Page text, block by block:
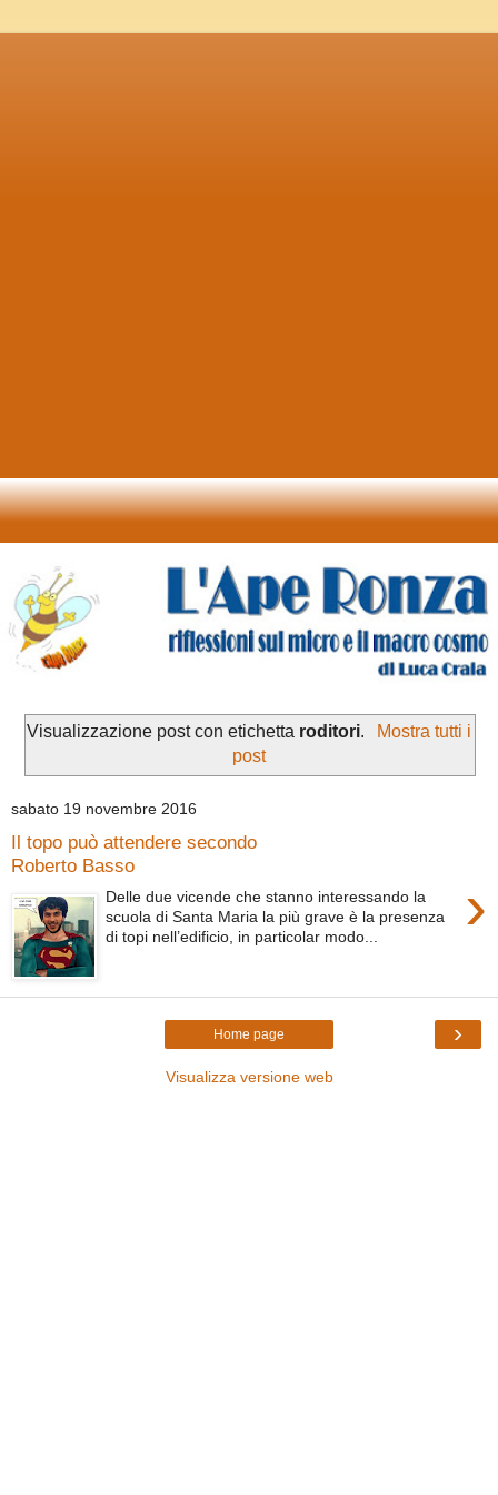
Visualizzazione post con etichetta roditori.
Mostra tutti i
post
sabato 19 novembre 2016
Il topo può attendere secondo
Roberto Basso
›
Delle due vicende che stanno interessando la
scuola di Santa Maria la più grave è la presenza
di topi nell’edificio, in particolar modo...
›
Home page
Visualizza versione web